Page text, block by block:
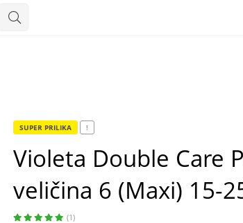
SUPER PRILIKA !
Violeta Double Care
veličina 6 (Maxi) 15-
(1)